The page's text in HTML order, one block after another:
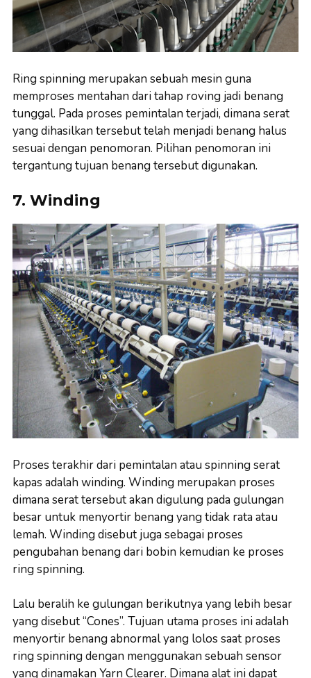
Ring spinning merupakan sebuah mesin guna
memproses mentahan dari tahap roving jadi benang
tunggal. Pada proses pemintalan terjadi, dimana serat
yang dihasilkan tersebut telah menjadi benang halus
sesuai dengan penomoran. Pilihan penomoran ini
tergantung tujuan benang tersebut digunakan.
7. Winding
Proses terakhir dari pemintalan atau spinning serat
kapas adalah winding. Winding merupakan proses
dimana serat tersebut akan digulung pada gulungan
besar untuk menyortir benang yang tidak rata atau
lemah. Winding disebut juga sebagai proses
pengubahan benang dari bobin kemudian ke proses
ring spinning.
Lalu beralih ke gulungan berikutnya yang lebih besar
yang disebut “Cones”. Tujuan utama proses ini adalah
menyortir benang abnormal yang lolos saat proses
ring spinning dengan menggunakan sebuah sensor
yang dinamakan Yarn Clearer. Dimana alat ini dapat